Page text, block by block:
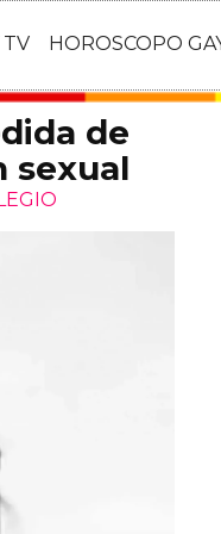
TV HOROSCOPO
de
sexual